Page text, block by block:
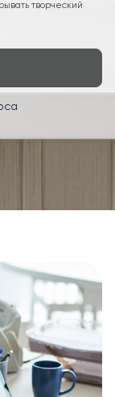
творческий